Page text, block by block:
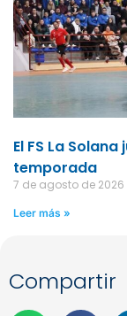
El FS La
temporada
7 de agosto de 2026
Leer más »
Compartir